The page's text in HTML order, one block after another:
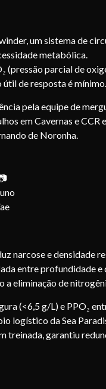
um sistema de
metabólica.
(pressão parcial de
de resposta é mínimo.
pela equipe de
em Cavernas e CCR
de Noronha.
narcose e densidade
entre profundidade e
a eliminação de
(<6,5 g/L) e PPO₂
logístico da Sea
garantiu